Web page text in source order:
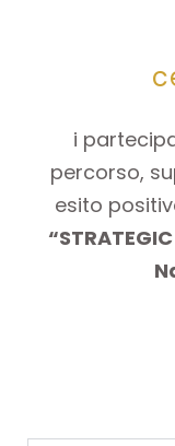
i
percorso,
esito